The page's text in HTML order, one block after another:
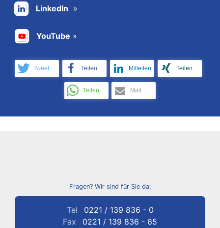
LinkedIn
YouTube
Tweet Teilen Mitteilen Teilen
Teilen Mail
Fragen? Wir sind für Sie da:
Tel
0221 / 139 836 - 0
Fax
0221 / 139 836 - 65